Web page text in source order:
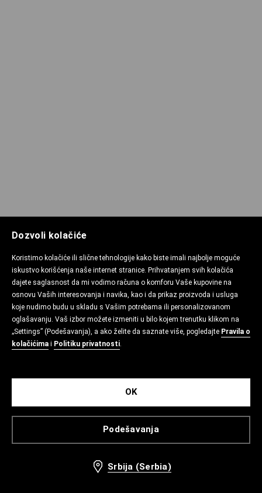
Dozvoli kolačiće
Koristimo kolačiće ili slične tehnologije kako biste imali najbolje moguće
iskustvo korišćenja naše internet stranice. Prihvatanjem svih kolačića
dajete saglasnost da mi vodimo računa o komforu Vaše kupovine na
osnovu Vaših interesovanja i navika, kao i da prikaz proizvoda i usluga
koje nudimo budu u skladu s Vašim potrebama ili personalizovanom
oglašavanju. Vaš izbor možete izmeniti u bilo kojem trenutku klikom na
„Settings” (Podešavanja), a ako želite da saznate više, pogledajte Pravila o
kolačićima i Politiku privatnosti.
Podešavanja
OK
Srbija (Serbia)